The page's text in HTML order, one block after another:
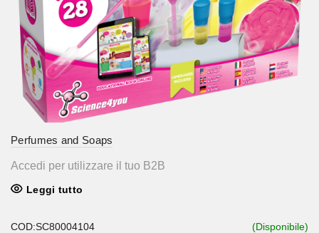
Perfumes and Soaps
Accedi per utilizzare il tuo B2B
Leggi tutto
COD:SC80004104 (Disponibile)